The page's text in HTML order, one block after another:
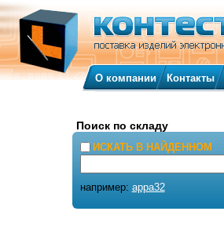
О компании Контакты
Поиск по складу
ИСКАТЬ В НАЙДЕННОМ
например: appa32